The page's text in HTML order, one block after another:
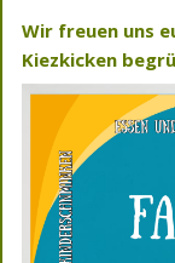
Wir freuen uns
Kiezkicken